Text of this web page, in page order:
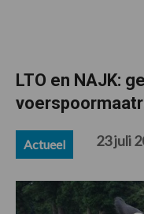
LTO en NAJK:
Actueel 23 juli